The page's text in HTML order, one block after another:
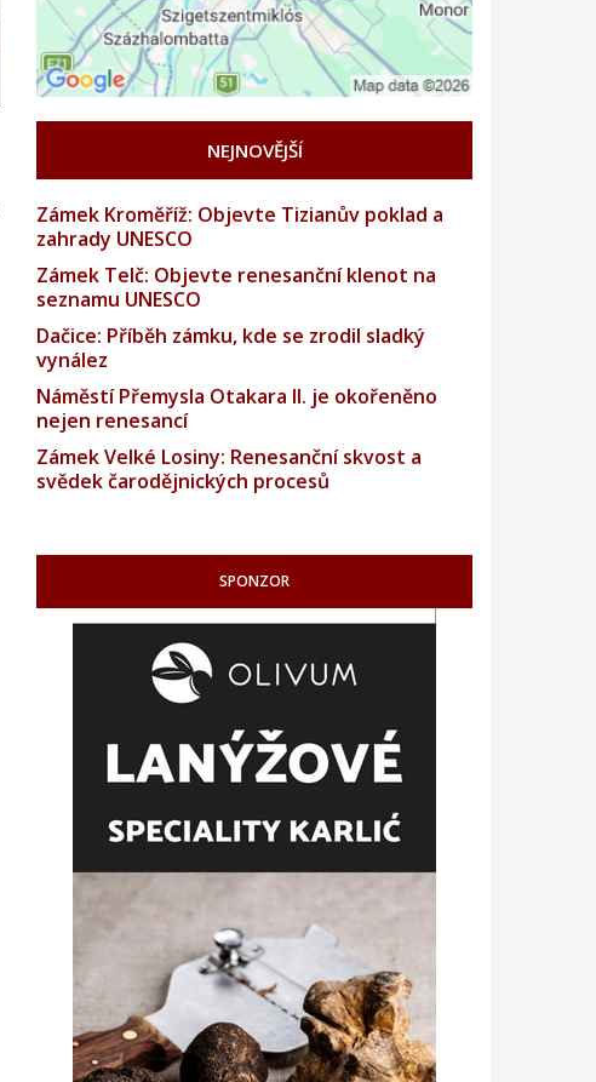
NEJNOVĚJŠÍ
Zámek Kroměříž: Objevte Tizianův poklad a
zahrady UNESCO
Zámek Telč: Objevte renesanční klenot na
seznamu UNESCO
Dačice: Příběh zámku, kde se zrodil sladký
vynález
Náměstí Přemysla Otakara II. je okořeněno
nejen renesancí
Zámek Velké Losiny: Renesanční skvost a
svědek čarodějnických procesů
SPONZOR